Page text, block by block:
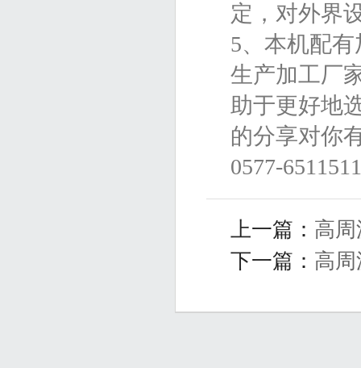
定，对外界
5、本机配
生产加工厂
助于更好地
的分享对你
0577-
上一篇： 高
下一篇： 高